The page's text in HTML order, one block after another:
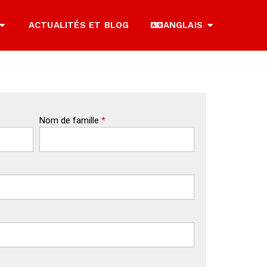
ACTUALITÉS ET BLOG ANGLAIS
Nom de famille*